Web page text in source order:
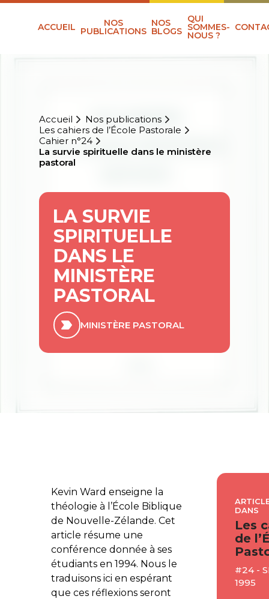
ACCUEIL NOS
PUBLICATIONS
NOS
BLOGS
QUI
SOMMES-
NOUS ?
Accueil
Nos publications
Les cahiers de l’École Pastorale
Cahier n°24
La survie spirituelle dans le ministère
pastoral
LA SURVIE
SPIRITUELLE
DANS LE
MINISTÈRE
PASTORAL
MINISTÈRE PASTORAL
Kevin Ward enseigne la
théologie à l’École Biblique
de Nouvelle-Zélande. Cet
article résume une
conférence donnée à ses
étudiants en 1994. Nous le
traduisons ici en espérant
que ces réflexions seront
DANS
Les
de
#24 -
1995